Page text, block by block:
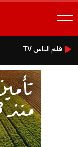
قلم الناس TV